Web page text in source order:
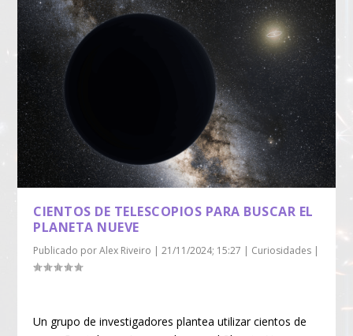
CIENTOS DE TELESCOPIOS PARA BUSCAR EL
PLANETA NUEVE
Publicado porAlex Riveiro |21/11/2024; 15:27 | Curiosidades |
Un grupo de investigadores plantea utilizar cientos de